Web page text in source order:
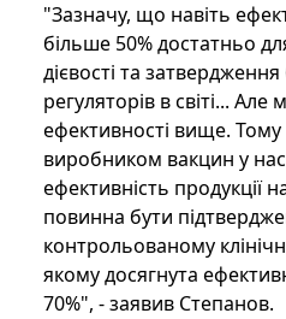
"Зазначу, що навіть
більше 50% достатньо
дієвості та
регуляторів в світі...
ефективності вище. Тому
виробником вакцин у
ефективність продукції
повинна бути
контрольованому
якому досягнута
70%", - заявив Степанов.